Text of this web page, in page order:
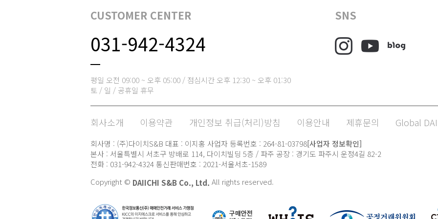
CUSTOMER CENTER
031-942-4324
평일 오전 09:00 ~ 오후 05:00 / 점심시간 오후 12:30 ~ 오후 01:30
토 / 일 / 공휴일 휴무
SNS
회사소개 이용약관 개인정보 취급(처리)방침 이용안내 제휴문의 Global
회사명 : (주)다이치S&B 대표 : 이지홍 사업자 등록번호 : 264-81-03798[사업자 정보확인]
본사 : 서울특별시 서초구 방배로 114, 다이치빌딩 5층 / 파주 공장 : 경기도 파주시 운정4길 82-2
전화 : 031-942-4324 통신판매번호 : 2021-서울서초-1589
Copyright © DAIICHI S&B Co., Ltd. All rights reserved.